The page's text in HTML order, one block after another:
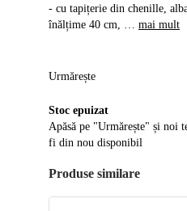
- cu tapițerie din chenille,
înălțime 40 cm, … mai mult
Urmărește
Stoc epuizat
Apăsă pe "Urmărește" și noi
fi din nou disponibil
Produse similare